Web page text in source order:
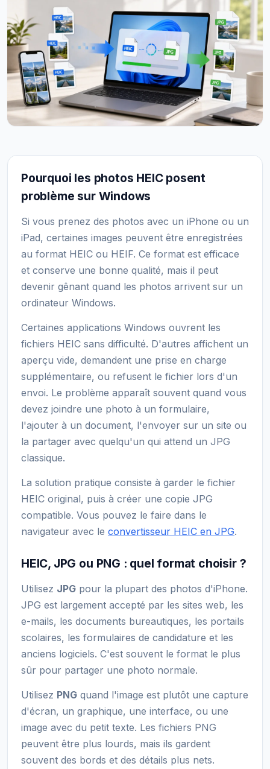
Pourquoi les photos HEIC posent
problème sur Windows
Si vous prenez des photos avec un iPhone ou un
iPad, certaines images peuvent être enregistrées
au format HEIC ou HEIF. Ce format est efficace
et conserve une bonne qualité, mais il peut
devenir gênant quand les photos arrivent sur un
ordinateur Windows.
Certaines applications Windows ouvrent les
fichiers HEIC sans difficulté. D'autres affichent un
aperçu vide, demandent une prise en charge
supplémentaire, ou refusent le fichier lors d'un
envoi. Le problème apparaît souvent quand vous
devez joindre une photo à un formulaire,
l'ajouter à un document, l'envoyer sur un site ou
la partager avec quelqu'un qui attend un JPG
classique.
La solution pratique consiste à garder le fichier
HEIC original, puis à créer une copie JPG
compatible. Vous pouvez le faire dans le
navigateur avec le convertisseur HEIC en JPG.
HEIC, JPG ou PNG : quel format choisir ?
Utilisez JPG pour la plupart des photos d'iPhone.
JPG est largement accepté par les sites web, les
e-mails, les documents bureautiques, les portails
scolaires, les formulaires de candidature et les
anciens logiciels. C'est souvent le format le plus
sûr pour partager une photo normale.
Utilisez PNG quand l'image est plutôt une capture
d'écran, un graphique, une interface, ou une
image avec du petit texte. Les fichiers PNG
peuvent être plus lourds, mais ils gardent
souvent des bords et des détails plus nets.